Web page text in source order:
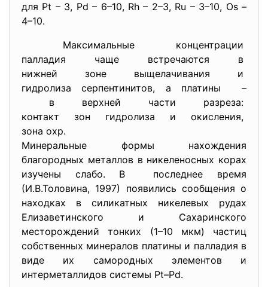
для Pt – 3, Pd – 6–10, Rh – 2–3, Ru – 3–10, Os –
4–10.
Максимальные концентрации
палладия чаще встречаются в
нижней зоне выщелачивания и
гидролиза серпентинитов, а платины –
в верхней части разреза:
контакт зон гидролиза и окисления,
зона охр.
Минеральные формы нахождения
благородных металлов в никеленосных корах
изучены слабо. В последнее время
(И.В.Толовина, 1997) появились сообщения о
находках в силикатных никелевых рудах
Елизаветинского и Сахаринского
месторождений тонких (1–10 мкм) частиц
собственных минералов платины и палладия в
виде их самородных элементов и
интерметаллидов системы Pt–Pd.